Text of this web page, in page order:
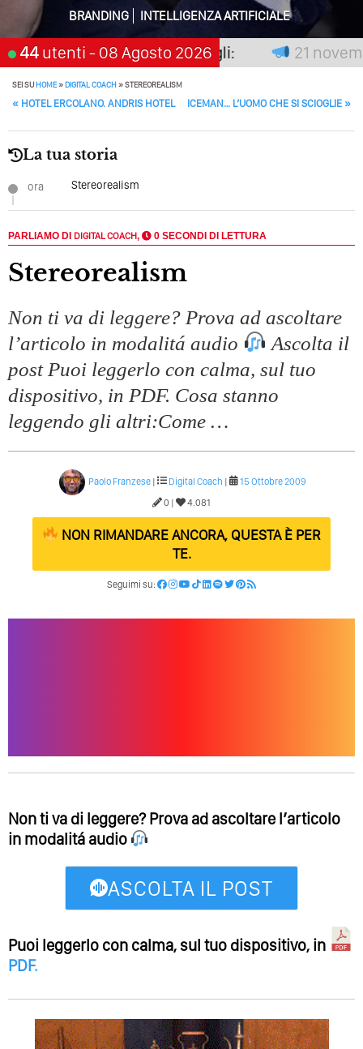
Perché Pubblicare Non Basta Più? Contenuti Di Valore O
Solo Rumore…
Perché Non Guadagni Sui Social Media? Probabilmente
Tutto Peggiorerà
Caso Delle Braccia Incrociate
Come Promuoversi Nel Wedding? Il Mio Intervento Per
L’Accademia Del Wedding
BRANDING
INTELLIGENZA ARTIFICIALE
44 utenti - 08 Agosto 2026
premia chi aspetta, scegli: 21
SEI SUHOME»DIGITAL COACH»STEREOREALISM
POST NAVIGATION
« HOTEL ERCOLANO. ANDRIS HOTEL ICEMAN… L’UOMO CHE SI SCIOGLIE »
La tua storia
ora Stereorealism
PARLIAMO DI DIGITAL COACH, 0 SECONDI DI LETTURA
Stereorealism
Non ti va di leggere? Prova ad ascoltare
l’articolo in modalitá audio
Ascolta il
post Puoi leggerlo con calma, sul tuo
dispositivo, in PDF. Cosa stanno
leggendo gli altri:Come …
Paolo Franzese| Digital Coach |
15 Ottobre 2009
0 |
4.081
NON RIMANDARE ANCORA, QUESTA È PER
TE.
Seguimi su:
Non ti va di leggere? Prova ad ascoltare l’articolo
in modalitá audio
ASCOLTA IL POST
Puoi leggerlo con calma, sul tuo dispositivo, in
PDF.